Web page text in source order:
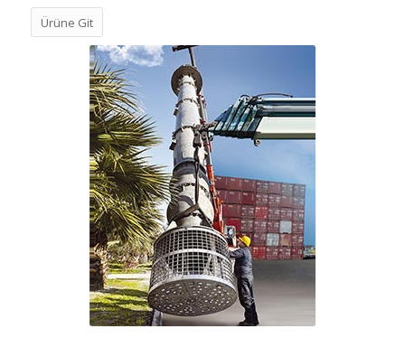
Ürüne Git